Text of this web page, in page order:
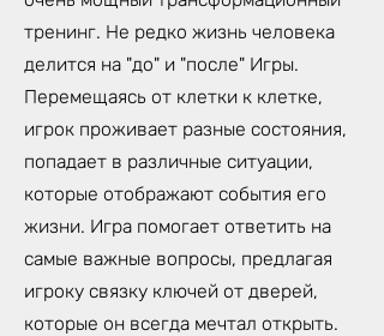
тренинг. Не редко жизнь человека
делится на "до" и "после" Игры.
Перемещаясь от клетки к клетке,
игрок проживает разные состояния,
попадает в различные ситуации,
которые отображают события его
жизни. Игра помогает ответить на
самые важные вопросы, предлагая
игроку связку ключей от дверей,
которые он всегда мечтал открыть.